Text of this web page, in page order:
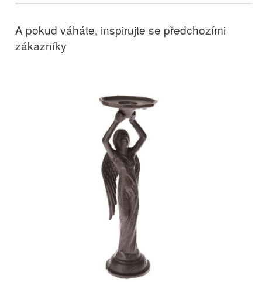
A pokud váháte, inspirujte se předchozími
zákazníky